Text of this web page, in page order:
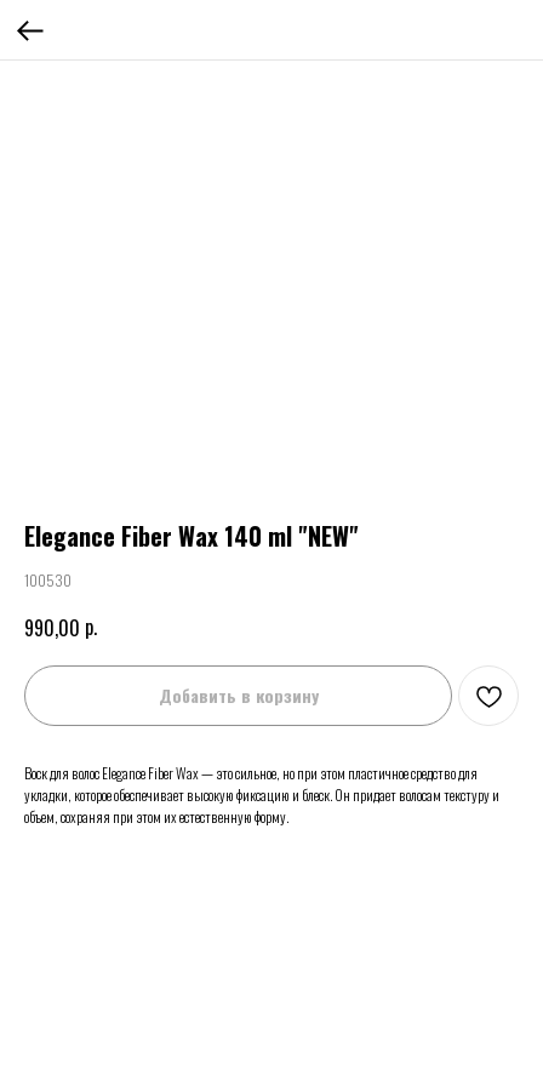
Elegance Fiber Wax 140 ml "NEW"
100530
990,00 р.
Добавить в корзину
Воск для волос Elegance Fiber Wax — это сильное, но при этом пластичное средство для
укладки, которое обеспечивает высокую фиксацию и блеск. Он придает волосам текстуру и
объем, сохраняя при этом их естественную форму.